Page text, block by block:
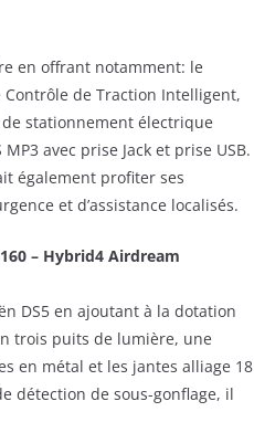
en offrant notamment: le
de Traction Intelligent,
stationnement électrique
avec prise Jack et prise USB.
également profiter ses
et d’assistance localisés.
– Hybrid4 Airdream
DS5 en ajoutant à la dotation
trois puits de lumière, une
en métal et les jantes alliage 18
détection de sous-gonflage, il